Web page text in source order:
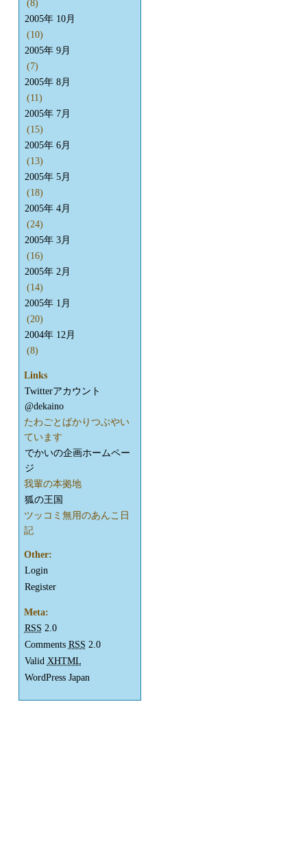
(8)
2005年 10月
(10)
2005年 9月
(7)
2005年 8月
(11)
2005年 7月
(15)
2005年 6月
(13)
2005年 5月
(18)
2005年 4月
(24)
2005年 3月
(16)
2005年 2月
(14)
2005年 1月
(20)
2004年 12月
(8)
Links
Twitterアカウント
@dekaino
たわごとばかりつぶやい
ています
でかいの企画ホームペー
ジ
我輩の本拠地
狐の王国
ツッコミ無用のあんこ日
記
Other:
Login
Register
Meta:
RSS 2.0
Comments RSS 2.0
Valid XHTML
WordPress Japan